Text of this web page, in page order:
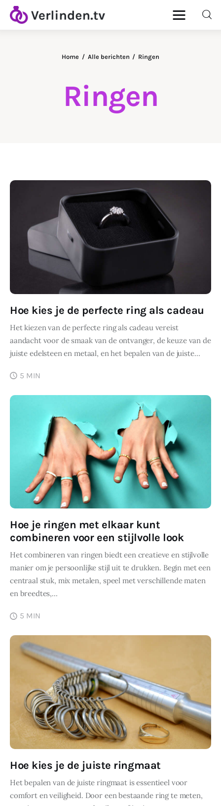
Ringen
Home Alle berichten Ringen
Diamanten
Ringen
Hoe kies je de perfecte ring als cadeau
Het kiezen van de perfecte ring als cadeau vereist
aandacht voor de smaak van de ontvanger, de keuze van de
juiste edelsteen en metaal, en het bepalen van de juiste…
5 MIN
Hoe je ringen met elkaar kunt
combineren voor een stijlvolle look
Het combineren van ringen biedt een creatieve en stijlvolle
manier om je persoonlijke stijl uit te drukken. Begin met een
centraal stuk, mix metalen, speel met verschillende maten
en breedtes,…
5 MIN
Hoe kies je de juiste ringmaat
Het bepalen van de juiste ringmaat is essentieel voor
comfort en veiligheid. Door een bestaande ring te meten,